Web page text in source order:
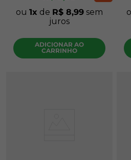
ou 1 de R$ 8,99 sem
juros
ADICIONAR AO
CARRINHO